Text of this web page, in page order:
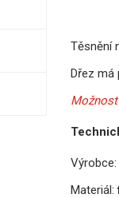
Těsnění
Dřez má
Výrobce:
Materiál: